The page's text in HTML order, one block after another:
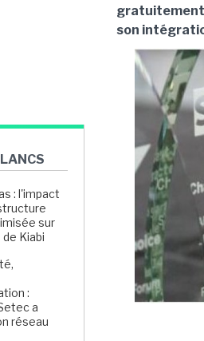
: l'impact
sur
Kiabi
:
a
réseau
gratuitement
son